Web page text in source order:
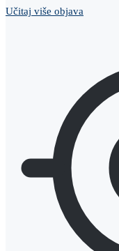
Učitaj više objava